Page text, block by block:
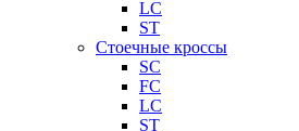
LC
ST
Стоечные кроссы
SC
FC
LC
ST